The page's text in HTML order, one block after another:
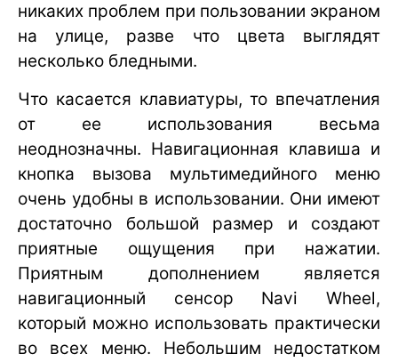
никаких проблем при пользовании экраном
на улице, разве что цвета выглядят
несколько бледными.
Что касается клавиатуры, то впечатления
от ее использования весьма
неоднозначны. Навигационная клавиша и
кнопка вызова мультимедийного меню
очень удобны в использовании. Они имеют
достаточно большой размер и создают
приятные ощущения при нажатии.
Приятным дополнением является
навигационный сенсор Navi Wheel,
который можно использовать практически
во всех меню. Небольшим недостатком